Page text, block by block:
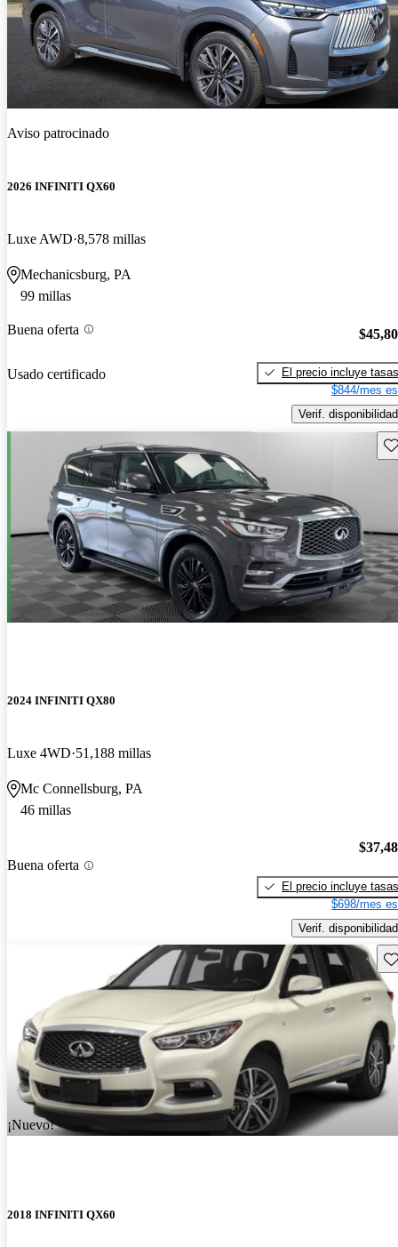
Aviso patrocinado
2026 INFINITI QX60
Luxe AWD 8,578 millas
Mechanicsburg, PA
99 millas
Buena oferta
Usado certificado
El precio incluye tasas
$844/mes
Verif. disponibilidad
2024 INFINITI QX80
Luxe 4WD 51,188 millas
Mc Connellsburg, PA
46 millas
Buena oferta
El precio incluye tasas
$698/mes
Verif. disponibilidad
¡Nuevo!
2018 INFINITI QX60